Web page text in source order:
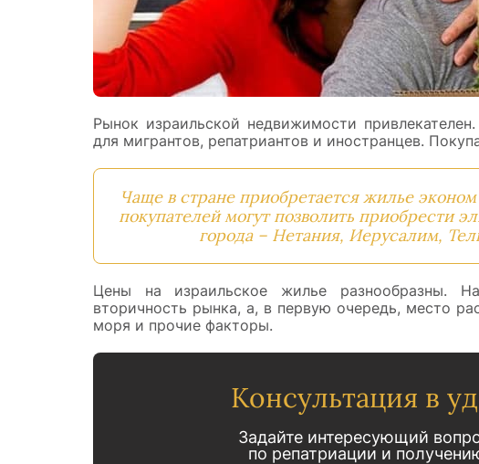
Рынок израильской недвижимости
для мигрантов, репатриантов и иностранцев.
Чаще в стране приобретается жилье
покупателей могут позволить приобрести
города – Нетания, Иерусалим,
Цены на израильское жилье разнообразны.
вторичность рынка, а, в первую очередь, место
моря и прочие факторы.
Консультация в
Задайте интересующий
по репатриации и